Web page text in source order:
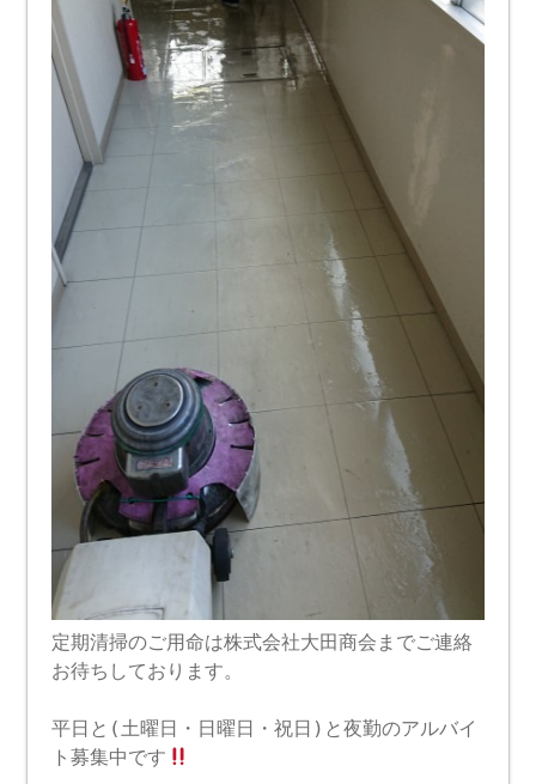
定期清掃のご用命は株式会社大田商会までご連絡
お待ちしております。
平日と(土曜日・日曜日・祝日)と夜勤のアルバイ
ト募集中です